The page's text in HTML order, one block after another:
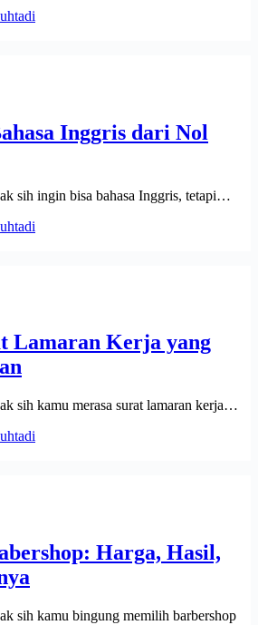
Inggris dari Nol
sih ingin bisa bahasa Inggris, tetapi…
Lamaran Kerja yang
sih kamu merasa surat lamaran kerja…
Harga, Hasil,
sih kamu bingung memilih barbershop